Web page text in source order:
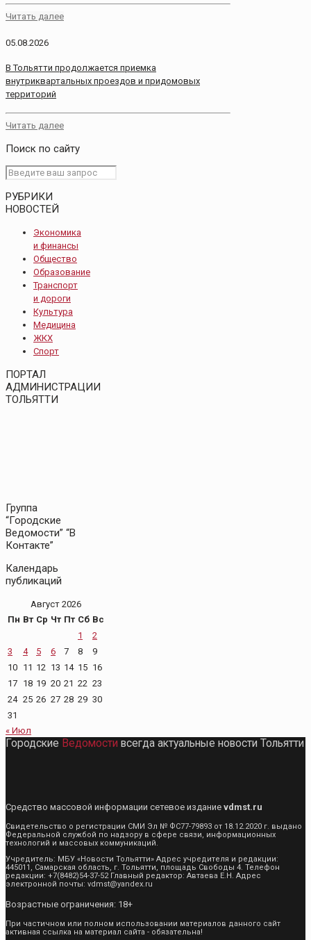
Читать далее
05.08.2026
В Тольятти продолжается приемка
внутриквартальных проездов и придомовых
территорий
Читать далее
Поиск по сайту
РУБРИКИ
НОВОСТЕЙ
Экономика
и финансы
Общество
Образование
Транспорт
и дороги
Культура
Медицина
ЖКХ
Спорт
ПОРТАЛ
АДМИНИСТРАЦИИ
ТОЛЬЯТТИ
Группа
“Городские
Ведомости” “В
Контакте”
Календарь
публикаций
Август 2026
Пн Вт Ср Чт Пт Сб Вс
1
2
3
4 5 6 7 8
9
10 11 12 13 14 15 16
17 18 19 20 21 22 23
24 25 26 27 28 29 30
31
« Июл
Городские Ведомости всегда актуальные новости Тольятти
Средство массовой информации сетевое издание vdmst.ru
Свидетельство о регистрации СМИ Эл № ФС77-79893 от 18.12.2020 г. выдано
Федеральной службой по надзору в сфере связи, информационных
технологий и массовых коммуникаций.
Учредитель: МБУ «Новости Тольятти» Адрес учредителя и редакции:
445011, Самарская область, г. Тольятти, площадь Свободы 4. Телефон
редакции: +7(8482)54-37-52 Главный редактор: Автаева Е.Н. Адрес
электронной почты: vdmst@yandex.ru
Возрастные ограничения: 18+
При частичном или полном использовании материалов данного сайт
активная ссылка на материал сайта - обязательна!